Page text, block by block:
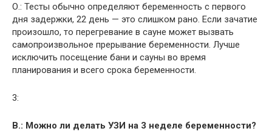
О.: Тесты обычно определяют беременность с первого
дня задержки, 22 день — это слишком рано. Если зачатие
произошло, то перегревание в сауне может вызвать
самопроизвольное прерывание беременности. Лучше
исключить посещение бани и сауны во время
планирования и всего срока беременности.
3:
В.: Можно ли делать УЗИ на 3 неделе беременности?